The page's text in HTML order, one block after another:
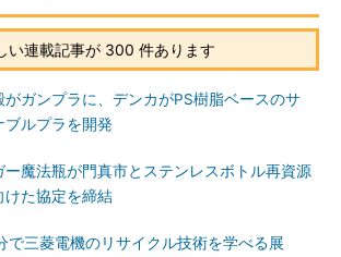
い連載記事が 300 件あります
がガンプラに、デンカがPS樹脂ベースのサ
ブルプラを開発
ー魔法瓶が門真市とステンレスボトル再資源
けた協定を締結
で三菱電機のリサイクル技術を学べる展